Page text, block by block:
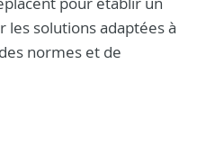
les solutions adaptées à
normes et de